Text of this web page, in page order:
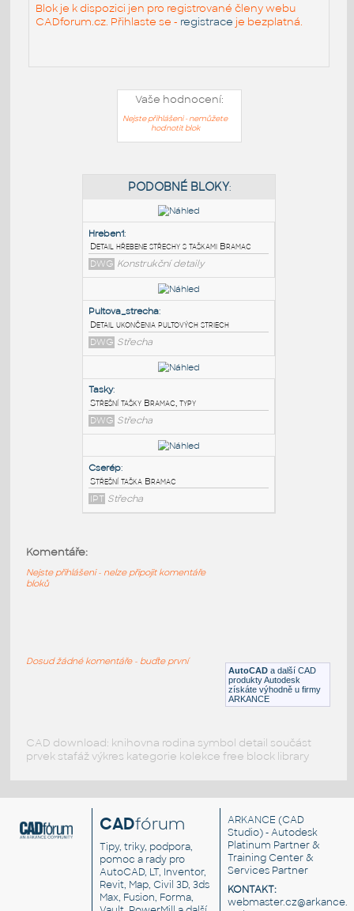
Blok je k dispozici jen pro registrované členy webu
CADforum.cz. Přihlaste se - registrace je bezplatná.
Vaše hodnocení:
Nejste přihlášeni - nemůžete
hodnotit blok
PODOBNÉ BLOKY
Detail hřebene střechy s taškami Bramac
DWG Konstrukční detaily
Pultova_strecha:
Detail ukončenia pultových striech
DWG Střecha
Střešní taška Bramac
AutoCAD a další CAD
produkty Autodesk
získáte výhodně u firmy
ARKANCE
Komentáře:
Nejste přihlášeni - nelze připojit komentáře
bloků
Dosud žádné komentáře - buďte první
CAD download: knihovna rodina symbol detail součást
prvek stafáž výkres kategorie kolekce free block library
CADfórum
Tipy, triky, podpora,
pomoc a rady pro
AutoCAD, LT, Inventor,
Revit, Map, Civil 3D, 3ds
Max, Fusion, Forma,
ARKANCE (CAD
Studio) - Autodesk
Platinum Partner &
Training Center &
Services Partner
KONTAKT: